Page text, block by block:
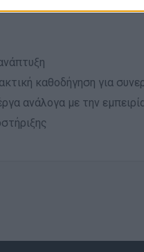
καθοδήγηση για
ανάλογα με την